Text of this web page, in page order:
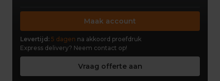
Maak account
Levertijd: 5 dagen na akkoord proefdruk
Express delivery? Neem contact op!
Vraag offerte aan